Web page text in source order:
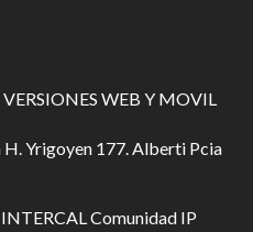
WEB Y MOVIL
Yrigoyen 177. Alberti Pcia
Comunidad IP